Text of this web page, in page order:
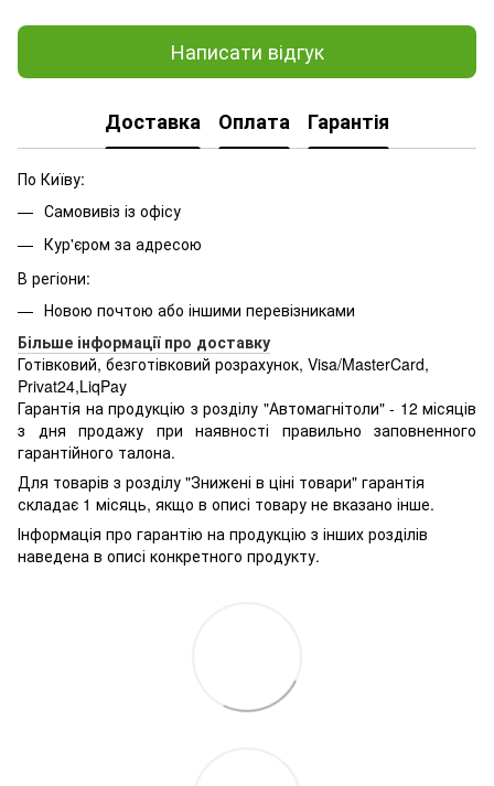
Написати відгук
Доставка Оплата Гарантія
По Київу:
Самовивіз із офісу
Кур'єром за адресою
В регіони:
Новою почтою або іншими перевізниками
Більше інформації про доставку
Готівковий, безготівковий розрахунок, Visa/MasterCard,
Privat24,LiqPay
Гарантія на продукцію з розділу "Автомагнітоли" - 12 місяців
з дня продажу при наявності правильно заповненного
гарантійного талона.
Для товарів з розділу "Знижені в ціні товари" гарантія
складає 1 місяць, якщо в описі товару не вказано інше.
Інформація про гарантію на продукцію з інших розділів
наведена в описі конкретного продукту.